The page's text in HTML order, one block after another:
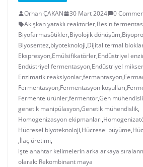
Orhan ÇAKAN 30 Mart 2024
0
Akışkan yataklı reaktörler,Besin
Biyofarmasötikler,Biyolojik dönüşüm,
Biyosentez,biyoteknoloji,Dijital termal
Ekspresyon,Emülsifikatörler,Endüstriyel
Endüstriyel fermentasyon,Endüstriyel
Enzimatik reaksiyonlar,fermantasyon,
Fermentasyon,Fermentasyon koşulları,
Fermente ürünler,fermentör,Gen
genetik manipülasyon,Genetik mühendislik,
Homogenizasyon ekipmanları,
Hücresel biyoteknoloji,Hücresel büyüme,
,İlaç üretimi,
işte anahtar kelimelerin arka arkaya
olarak: Rekombinant maya